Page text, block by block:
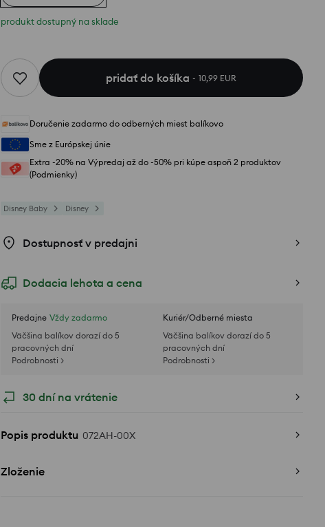
produkt dostupný na sklade
pridať do košíka 10,99 EUR
Doručenie zadarmo do odberných miest balíkovo
Sme z Európskej únie
Extra -20% na Výpredaj až do -50% pri kúpe aspoň 2 produktov
(Podmienky)
Disney Baby Disney
Dostupnosť v predajni
Dodacia lehota a cena
Predajne Vždy zadarmo
Väčšina balíkov dorazí do 5
pracovných dní
Podrobnosti >
Kuriér/Odberné miesta
Väčšina balíkov dorazí do 5
pracovných dní
Podrobnosti >
30 dní na vrátenie
Popis produktu 072AH-00X
Zloženie